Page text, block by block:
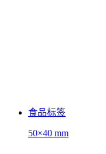
食品标签
50×40 mm